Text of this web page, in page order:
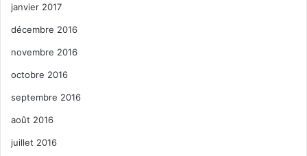
janvier 2017
décembre 2016
novembre 2016
octobre 2016
septembre 2016
août 2016
juillet 2016